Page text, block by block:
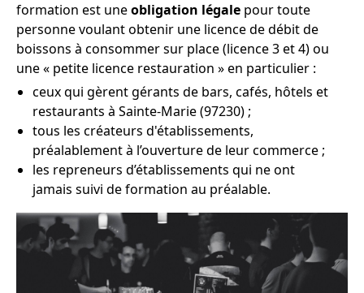
formation est uneobligation légale pour toute
personne voulant obtenir une licence de débit de
boissons à consommer sur place (licence 3 et 4) ou
une « petite licence restauration » en particulier :
ceux qui gèrent gérants de bars, cafés, hôtels et
restaurants à Sainte-Marie (97230) ;
tous les créateurs d'établissements,
préalablement à l’ouverture de leur commerce ;
les repreneurs d’établissements qui ne ont
jamais suivi de formation au préalable.